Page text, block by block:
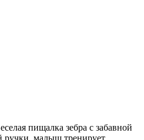
пищалка зебра с забавной
ручки, малыш тренирует